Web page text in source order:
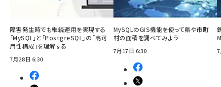
障害発生時でも継続運用を実現する
「MySQL」と「PostgreSQL」の「高可
用性構成」を理解する
7月28日 6:30
MySQLのGIS機能を使って県や市町
村の面積を調べてみよう
7月17日 6:30